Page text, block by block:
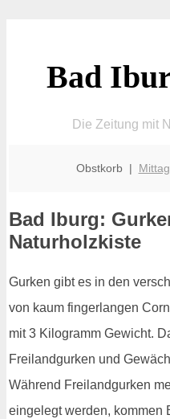
Bad
Die Zeitung mit
Obstkorb |
Bad Iburg:
Naturholzkiste
Gurken gibt es in den
von kaum fingerlangen
mit 3 Kilogramm Gewicht.
Freilandgurken und
Während Freilandgurken
eingelegt werden, kommen